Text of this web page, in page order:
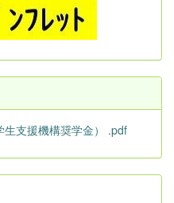
支援機構奨学金） .pdf